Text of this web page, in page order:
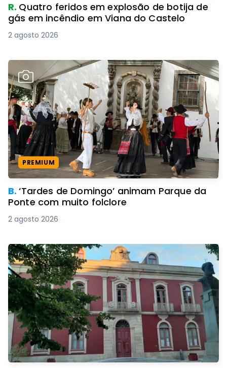
R. Quatro feridos em explosão de botija de
gás em incêndio em Viana do Castelo
2 agosto 2026
PREMIUM
B.‘Tardes de Domingo’ animam Parque da
Ponte com muito folclore
2 agosto 2026